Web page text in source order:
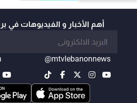
أهم الأخبار و الفيديوهات في
@mtvlebanonnews